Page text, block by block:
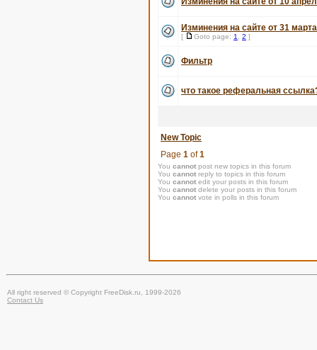
Изминения на сайте от 31
[ Goto page: 1 2 ]
Фильтр
что такое реферальная
New Topic
Page 1 of1
You cannot post new topics in this forum
You cannot reply to topics in this forum
You cannot edit your posts in this forum
You cannot delete your posts in this forum
You cannot vote in polls in this forum
All right reserved © Copyright FreeDisk.ru, 1999-2026
Contact Us